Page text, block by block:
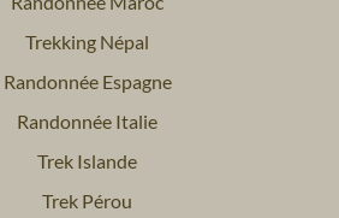
Trekking Népal
Randonnée Espagne
Randonnée Italie
Trek Islande
Trek Pérou